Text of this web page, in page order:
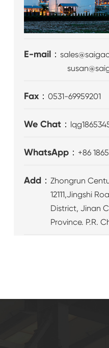
E-mail：
Fax：0531-69959201
We Chat：
WhatsApp： +86
Add：Zhongrun
12111,Jingshi
District, Jinan
Province. P.R.